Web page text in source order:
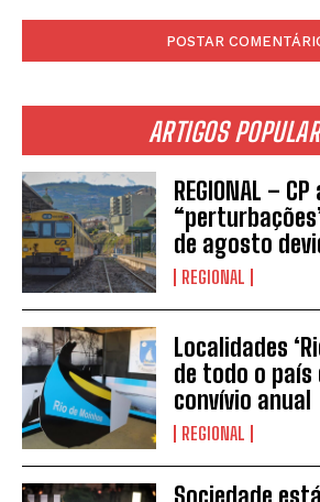
ARTIGOS
REGIONAL –
de agosto
REGIONAL
Localidades
de todo o país
convívio anual
REGIONAL
Sociedade